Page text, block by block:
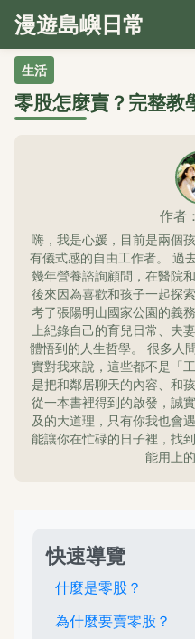
漫遊島嶼日常
生活
零股怎麼賣？完整教
作者：
嗨，我是心媛，目前是兩個
有儀式感的自由工作者。 過
幾年營養諮詢顧問，在醫院
後來因為喜歡和孩子一起探
考了張陽明山國家公園的義
上紀錄自己的育兒日常、夫
體悟到的人生哲學。 很多人
實對我來說，這些都不是「
是把和鄰居聊天的內容、和
從一本書裡得到的啟發，誠
及的大道理，只有你我也會
能讓你在忙碌的日子裡，找
能用上
快速導覽
什麼是零股？
為什麼要賣零股？